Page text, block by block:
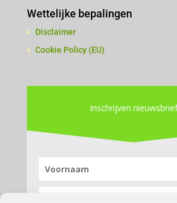
Wettelijke bepalingen
Disclaimer
Cookie Policy (EU)
Inschrijven